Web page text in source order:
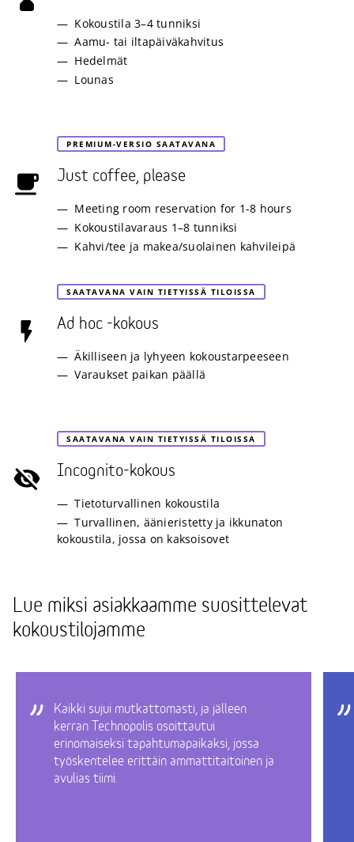
Kokoustila 3–4 tunniksi
Aamu- tai iltapäiväkahvitus
Hedelmät
Lounas
PREMIUM-VERSIO SAATAVANA
Just coffee, please
Meeting room reservation for 1-8 hours
Kokoustilavaraus 1–8 tunniksi
Kahvi/tee ja makea/suolainen kahvileipä
SAATAVANA VAIN TIETYISSÄ TILOISSA
Ad hoc -kokous
Äkilliseen ja lyhyeen kokoustarpeeseen
Varaukset paikan päällä
SAATAVANA VAIN TIETYISSÄ TILOISSA
Incognito-kokous
Tietoturvallinen kokoustila
Turvallinen, äänieristetty ja ikkunaton
kokoustila, jossa on kaksoisovet
Lue miksi asiakkaamme suosittelevat
kokoustilojamme
Kaikki sujui mutkattomasti, ja jälleen
kerran Technopolis osoittautui
erinomaiseksi tapahtumapaikaksi, jossa
työskentelee erittäin ammattitaitoinen ja
avulias tiimi.